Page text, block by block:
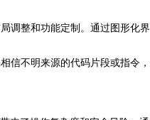
整和功能定制。通过图形化
信不明来源的代码片段或指令，